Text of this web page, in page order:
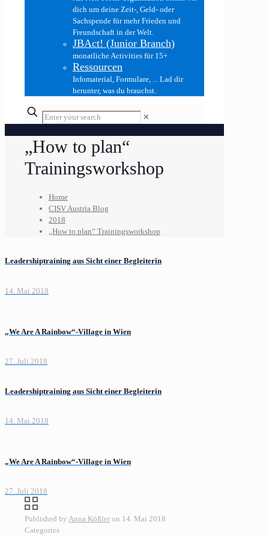
dich um deine Zeit-, Geld- oder
Sachspende für mehr Frieden und
Freundschaft in der Welt.
JBAct! (Junior Branch)
monatliche Activities für 15+
Ressourcen
Infomaterial, Formulare, ... Lad dir
herunter, was du brauchst.
✕
„How to plan“
Trainingsworkshop
Home
CISV Austria Blog
2018
„How to plan“ Trainingsworkshop
Leadershiptraining aus Sicht einer Begleiterin
14. Mai 2018
„We Are A Rainbow“-Village in Wien
27. Juli 2018
Leadershiptraining aus Sicht einer Begleiterin
14. Mai 2018
„We Are A Rainbow“-Village in Wien
27. Juli 2018
Published by Anna Kößler on 14. Mai 2018
Categories